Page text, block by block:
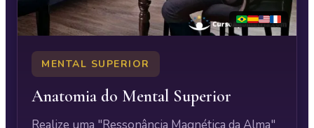
MENTAL SUPERIOR
Anatomia do Mental Superior